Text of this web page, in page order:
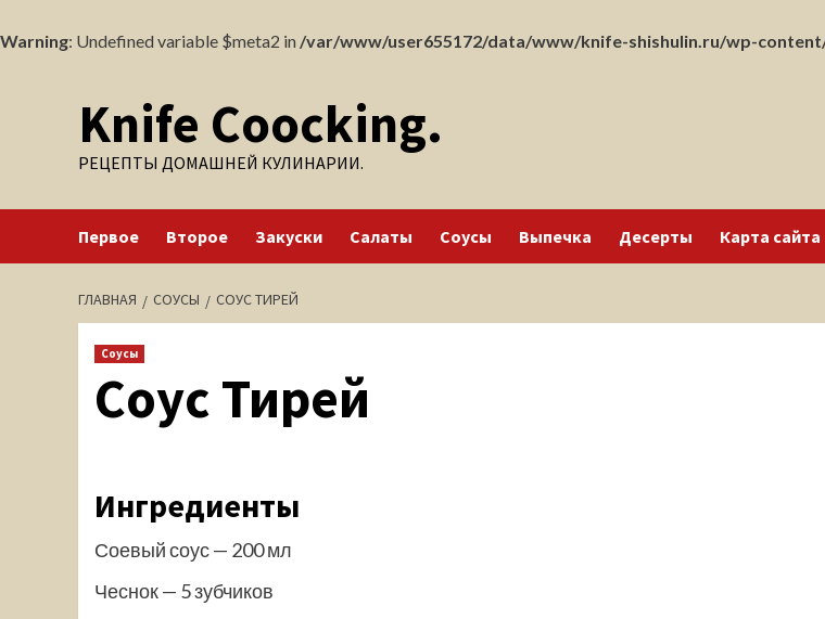
Warning: Undefined variable $meta2 in /var/www/user655172/data/www/knife-shishulin.ru/wp-
содержимомуKnife Coocking.
РЕЦЕПТЫ ДОМАШНЕЙ КУЛИНАРИИ.
Первое Второе Закуски Салаты Соусы Выпечка Десерты Карта сайта
ГЛАВНАЯ СОУСЫ СОУС ТИРЕЙ
Соусы
Соус Тирей
Ингредиенты
Соевый соус — 200 мл
Чеснок — 5 зубчиков